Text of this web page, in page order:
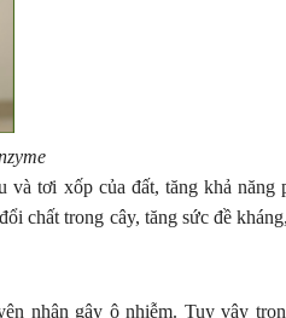
tơi xốp của đất, tăng khả năng
chất trong cây, tăng sức đề
nhân gây ô nhiễm. Tuy vậy